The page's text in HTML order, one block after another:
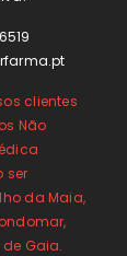
clientes
Não
ser
da Maia,
Gaia.